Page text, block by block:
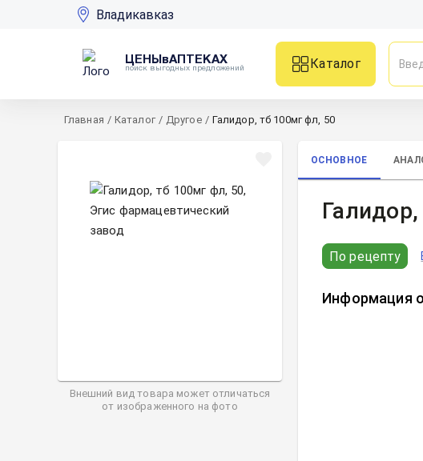
Владикавказ
ЦЕНЫвАПТЕКАХ
поиск выгодных предложений
Каталог
Главная / Каталог / Другое / Галидор, тб 100мг фл, 50
Внешний вид товара может отличаться
от изображенного на фото
ОСНОВНОЕ
По рецепту
Информация